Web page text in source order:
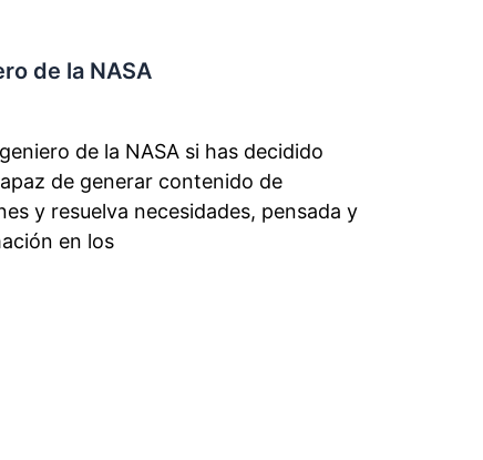
de la NASA
de la NASA si has decidido
de generar contenido de
y resuelva necesidades, pensada y
en los